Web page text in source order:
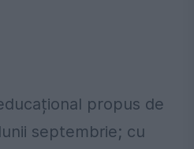
propus de
septembrie; cu